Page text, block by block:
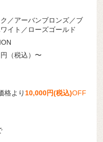
／アーバンブロンズ／ブ
イト／ローズゴールド
円（税込）〜
格より 10,000円(税込)OFF